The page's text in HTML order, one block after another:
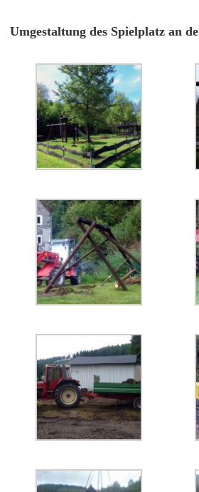
Umgestaltung des Spielplatz an